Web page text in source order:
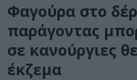
Φαγούρα στο
παράγοντας
σε κανούργιες
έκζεμα